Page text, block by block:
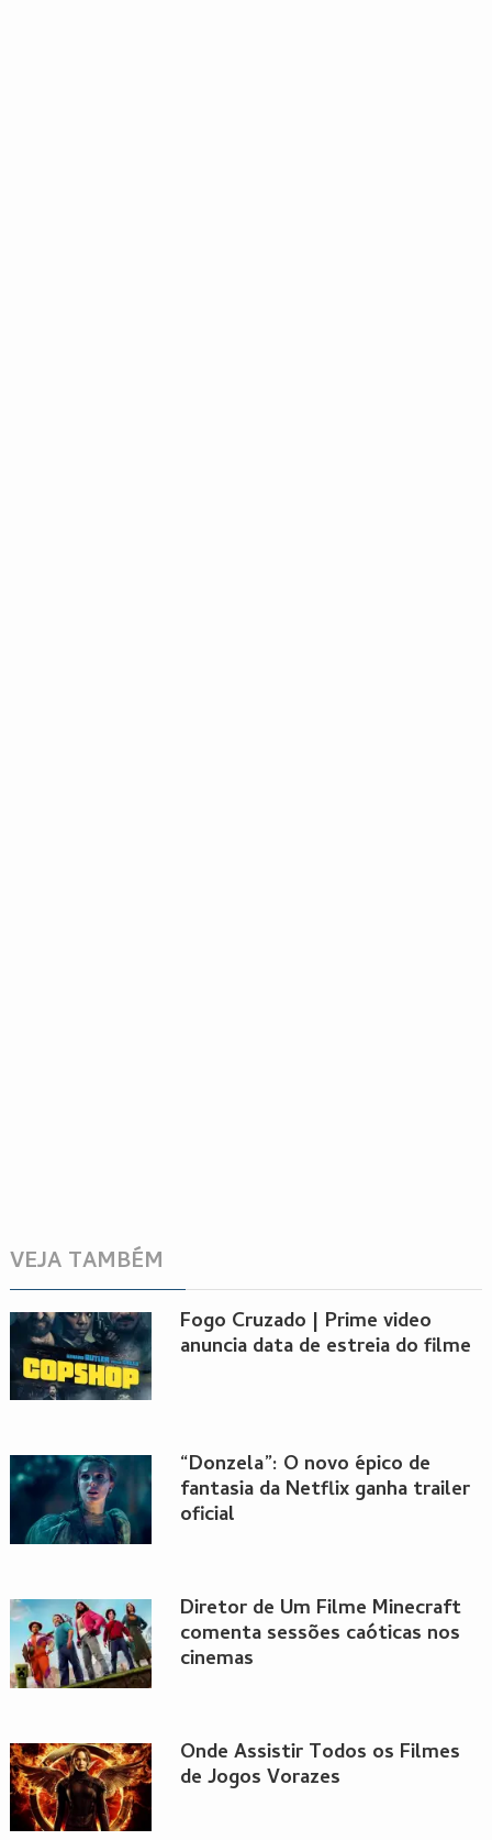
VEJA TAMBÉM
Fogo Cruzado | Prime video
anuncia data de estreia do filme
“Donzela”: O novo épico de
fantasia da Netflix ganha trailer
oficial
Diretor de Um Filme Minecraft
comenta sessões caóticas nos
cinemas
Onde Assistir Todos os Filmes
de Jogos Vorazes